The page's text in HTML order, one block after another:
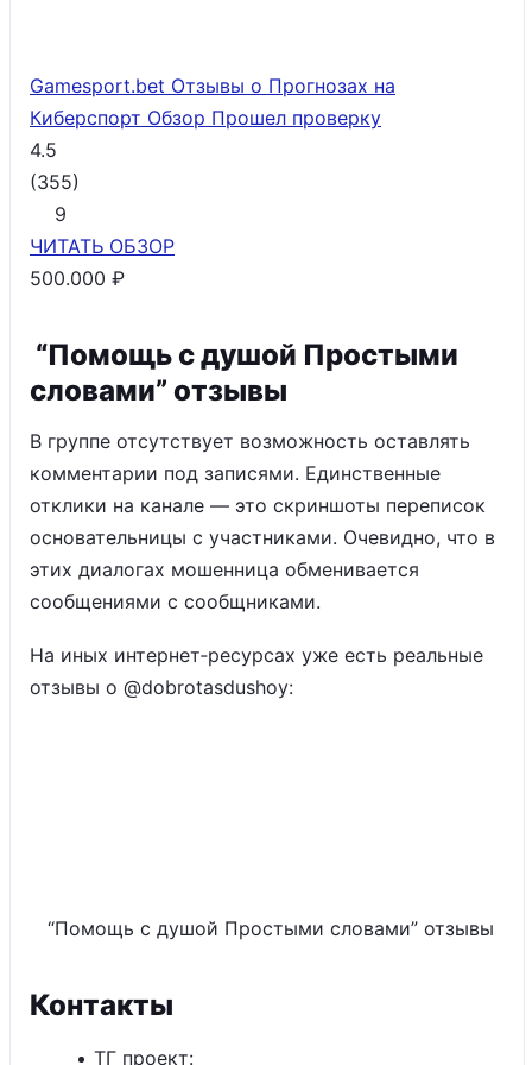
Gamesport.bet Отзывы о Прогнозах на
Киберспорт Обзор Прошел проверку
4.5
(355)
9
ЧИТАТЬ ОБЗОР
500.000 ₽
“Помощь с душой Простыми
словами” отзывы
В группе отсутствует возможность оставлять
комментарии под записями. Единственные
отклики на канале — это скриншоты переписок
основательницы с участниками. Очевидно, что в
этих диалогах мошенница обменивается
сообщениями с сообщниками.
На иных интернет‑ресурсах уже есть реальные
отзывы о @dobrotasdushoy:
“Помощь с душой Простыми словами” отзывы
Контакты
ТГ проект: